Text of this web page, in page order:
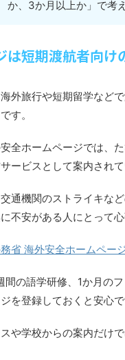
か、3か月以上か」で考
は短期渡航者向け
外旅行や短期留学など
す。
全ホームページでは、
ービスとして案内されて
通機関のストライキな
不安がある人にとって心
省 海外安全ホームペー
間の語学研修、1か月の
を登録しておくと安心で
や学校からの案内だけ